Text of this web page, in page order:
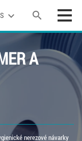
expand_more search
A
nerezové návarky